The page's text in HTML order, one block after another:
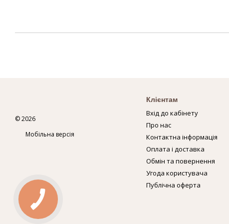
© 2026
Мобільна версія
Клієнтам
Вхід до кабінету
Про нас
Контактна інформація
Оплата і доставка
Обмін та повернення
Угода користувача
Публічна оферта